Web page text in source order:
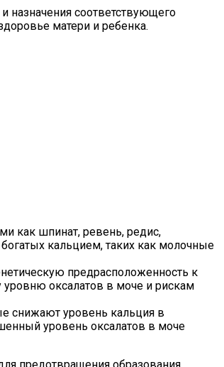
назначения соответствующего
матери и ребенка.
как шпинат, ревень, редис,
кальцием, таких как молочные
предрасположенность к
оксалатов в моче и рискам
снижают уровень кальция в
уровень оксалатов в моче
предотвращения образования